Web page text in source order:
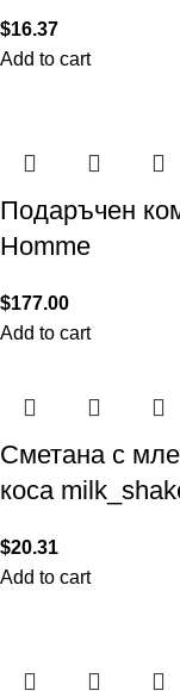
$16.37
Add to cart
Подаръчен
Homme
$177.00
Add to cart
Сметана с
коса
$20.31
Add to cart